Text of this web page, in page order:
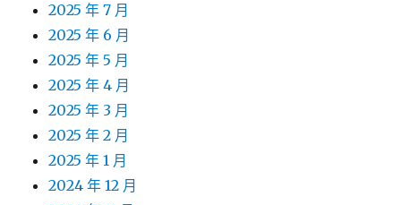
2025 年 7 月
2025 年 6 月
2025 年 5 月
2025 年 4 月
2025 年 3 月
2025 年 2 月
2025 年 1 月
2024 年 12 月